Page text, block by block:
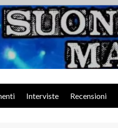
Interviste Recensioni